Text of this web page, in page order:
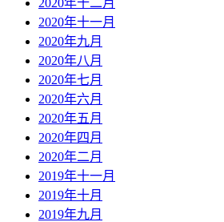
2020年十一月
2020年九月
2020年八月
2020年七月
2020年六月
2020年五月
2020年四月
2020年二月
2019年十一月
2019年十月
2019年九月